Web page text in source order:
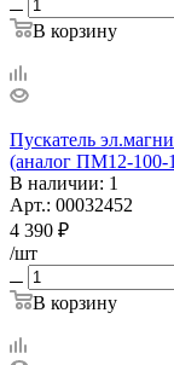
В корзину
Пускатель
(аналог ПМ12-100-
В наличии: 1
Арт.: 00032452
4 390 ₽
/шт
В корзину